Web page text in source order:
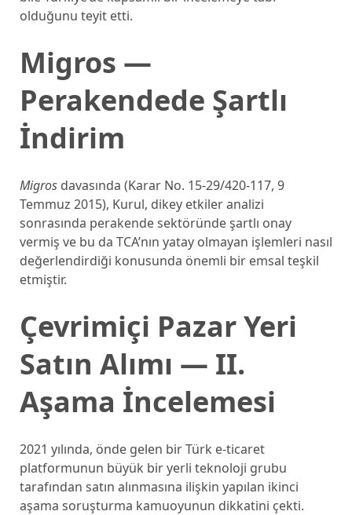
olduğunu teyit etti.
Migros —
Perakendede Şartlı
İndirim
Migros davasında (Karar No. 15-29/420-117, 9
Temmuz 2015), Kurul, dikey etkiler analizi
sonrasında perakende sektöründe şartlı onay
vermiş ve bu da TCA’nın yatay olmayan işlemleri nasıl
değerlendirdiği konusunda önemli bir emsal teşkil
etmiştir.
Çevrimiçi Pazar Yeri
Satın Alımı — II.
Aşama İncelemesi
2021 yılında, önde gelen bir Türk e-ticaret
platformunun büyük bir yerli teknoloji grubu
tarafından satın alınmasına ilişkin yapılan ikinci
aşama soruşturma kamuoyunun dikkatini çekti.